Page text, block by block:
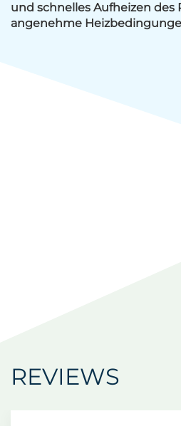
und schnelles Aufheizen des
angenehme
REVIEWS